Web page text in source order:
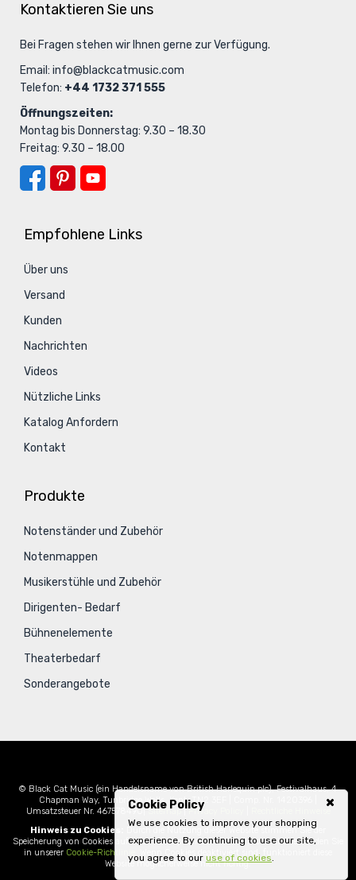
Cookie Policy
We use cookies to improve your shopping
experience. By continuing to use our site,
you agree to our use of cookies.
Kontaktieren Sie uns
Bei Fragen stehen wir Ihnen gerne zur Verfügung.
Email: info@blackcatmusic.com
Telefon: +44 1732 371 555
Öffnungszeiten:
Montag bis Donnerstag: 9.30 – 18.30
Freitag: 9.30 – 18.00
Empfohlene Links
Über uns
Versand
Kunden
Nachrichten
Videos
Nützliche Links
Katalog Anfordern
Kontakt
Produkte
Notenständer und Zubehör
Notenmappen
Musikerstühle und Zubehör
Dirigenten- Bedarf
Bühnenelemente
Theaterbedarf
Sonderangebote
© Black Cat Music (ein Handelsname von British Harlequin plc), Festivalhaus, 4
Chapman Way, Tunbridge Wells, Kent, TN2 3EF | Comp. Nr. 1420396 |
Umsatzsteuer Nr. 467578490|Sitemap|Privacy Policy
Hinweis zu Cookies:
Durch die Nutzung dieser Website stimmen Sie der
Speicherung von Cookies auf Ihrem Computer zu. Weitere Informationen finden Sie
in unserer Cookie-Richtlinie
. Wenn Cookies deaktiviert sind, funktioniert diese
Website möglicherweise nicht richtig.